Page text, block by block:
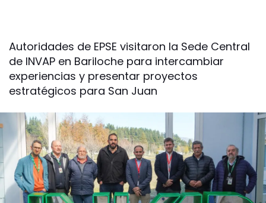
Autoridades de EPSE visitaron la Sede Central
de INVAP en Bariloche para intercambiar
experiencias y presentar proyectos
estratégicos para San Juan